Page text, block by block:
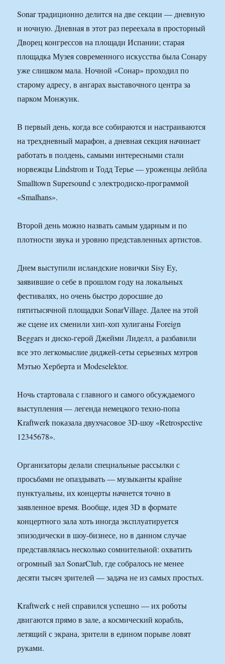
Sonar традиционно делится на две секции — дневную
и ночную. Дневная в этот раз переехала в просторный
Дворец конгрессов на площади Испании; старая
площадка Музея современного искусства была Сонару
уже слишком мала. Ночной «Сонар» проходил по
старому адресу, в ангарах выставочного центра за
парком Монжуик.
В первый день, когда все собираются и настраиваются
на трехдневный марафон, а дневная секция начинает
работать в полдень, самыми интересными стали
норвежцы Lindstrom и Тодд Терье — уроженцы лейбла
Smalltown Supersound с электродиско-программой
«Smalhans».
Второй день можно назвать самым ударным и по
плотности звука и уровню представленных артистов.
Днем выступили исландские новички Sisy Ey,
заявившие о себе в прошлом году на локальных
фестивалях, но очень быстро доросшие до
пятитысячной площадки SonarVillage. Далее на этой
же сцене их сменили хип-хоп хулиганы Foreign
Beggars и диско-герой Джейми Лиделл, а разбавили
все это легкомыслие диджей-сеты серьезных мэтров
Мэтью Херберта и Modeselektor.
Ночь стартовала с главного и самого обсуждаемого
выступления — легенда немецкого техно-попа
Kraftwerk показала двухчасовое 3D-шоу «Retrospective
12345678».
Организаторы делали специальные рассылки с
просьбами не опаздывать — музыканты крайне
пунктуальны, их концерты начнется точно в
заявленное время. Вообще, идея 3D в формате
концертного зала хоть иногда эксплуатируется
эпизодически в шоу-бизнесе, но в данном случае
представлялась несколько сомнительной: охватить
огромный зал SonarClub, где собралось не менее
десяти тысяч зрителей — задача не из самых простых.
Kraftwerk с ней справился успешно — их роботы
двигаются прямо в зале, а космический корабль,
летящий с экрана, зрители в едином порыве ловят
руками.